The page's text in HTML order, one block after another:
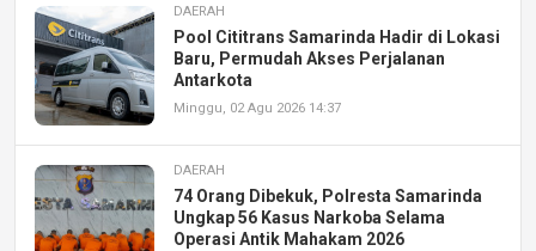
DAERAH
Pool Cititrans Samarinda Hadir di Lokasi
Baru, Permudah Akses Perjalanan
Antarkota
Minggu, 02 Agu 2026 14:37
DAERAH
74 Orang Dibekuk, Polresta Samarinda
Ungkap 56 Kasus Narkoba Selama
Operasi Antik Mahakam 2026